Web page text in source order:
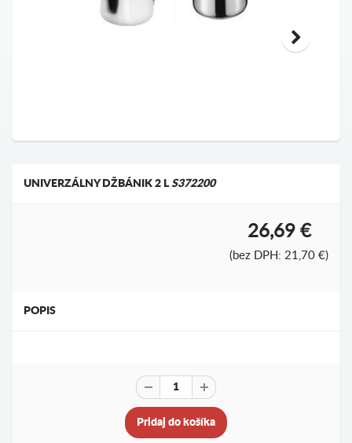
UNIVERZÁLNY DŽBÁNIK 2 LS372200
26,69 €
(bez DPH: 21,70 €)
POPIS
Pridaj do košíka